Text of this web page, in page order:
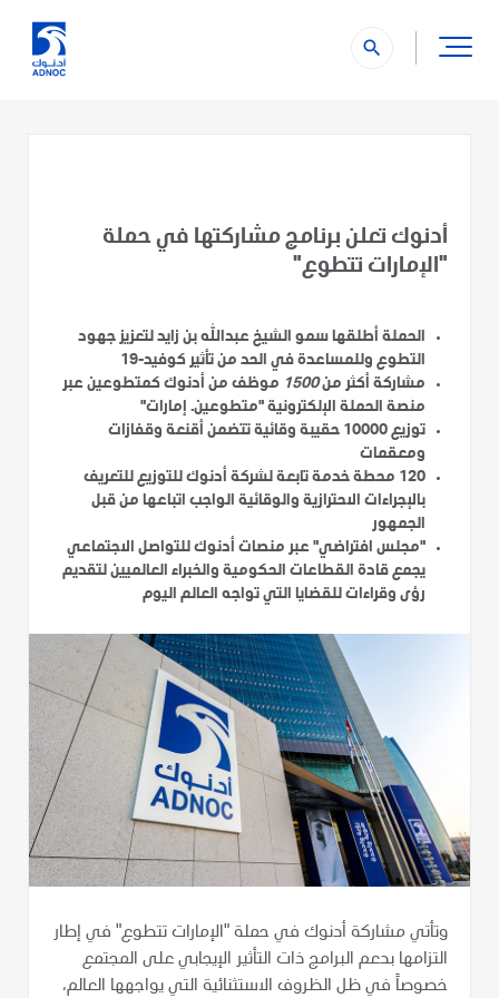
search
أدنوك تعلن برنامج مشاركتها في حملة
"الإمارات تتطوع"
الحملة أطلقها سمو الشيخ عبدالله بن زايد لتعزيز جهود
التطوع وللمساعدة في الحد من تأثير كوفيد-19
مشاركة أكثر من1500 موظف من أدنوك كمتطوعين عبر
منصة الحملة الإلكترونية "متطوعين. إمارات"
توزيع 10000 حقيبة وقائية تتضمن أقنعة وقفازات
ومعقمات
120 محطة خدمة تابعة لشركة أدنوك للتوزيع للتعريف
بالإجراءات الاحترازية والوقائية الواجب اتباعها من قبل
الجمهور
"مجلس افتراضي" عبر منصات أدنوك للتواصل الاجتماعي
يجمع قادة القطاعات الحكومية والخبراء العالميين لتقديم
رؤى وقراءات للقضايا التي تواجه العالم اليوم
وتأتي مشاركة أدنوك في حملة "الإمارات تتطوع" في إطار
التزامها بدعم البرامج ذات التأثير الإيجابي على المجتمع
خصوصاً في ظل الظروف الاستثنائية التي يواجهها العالم،